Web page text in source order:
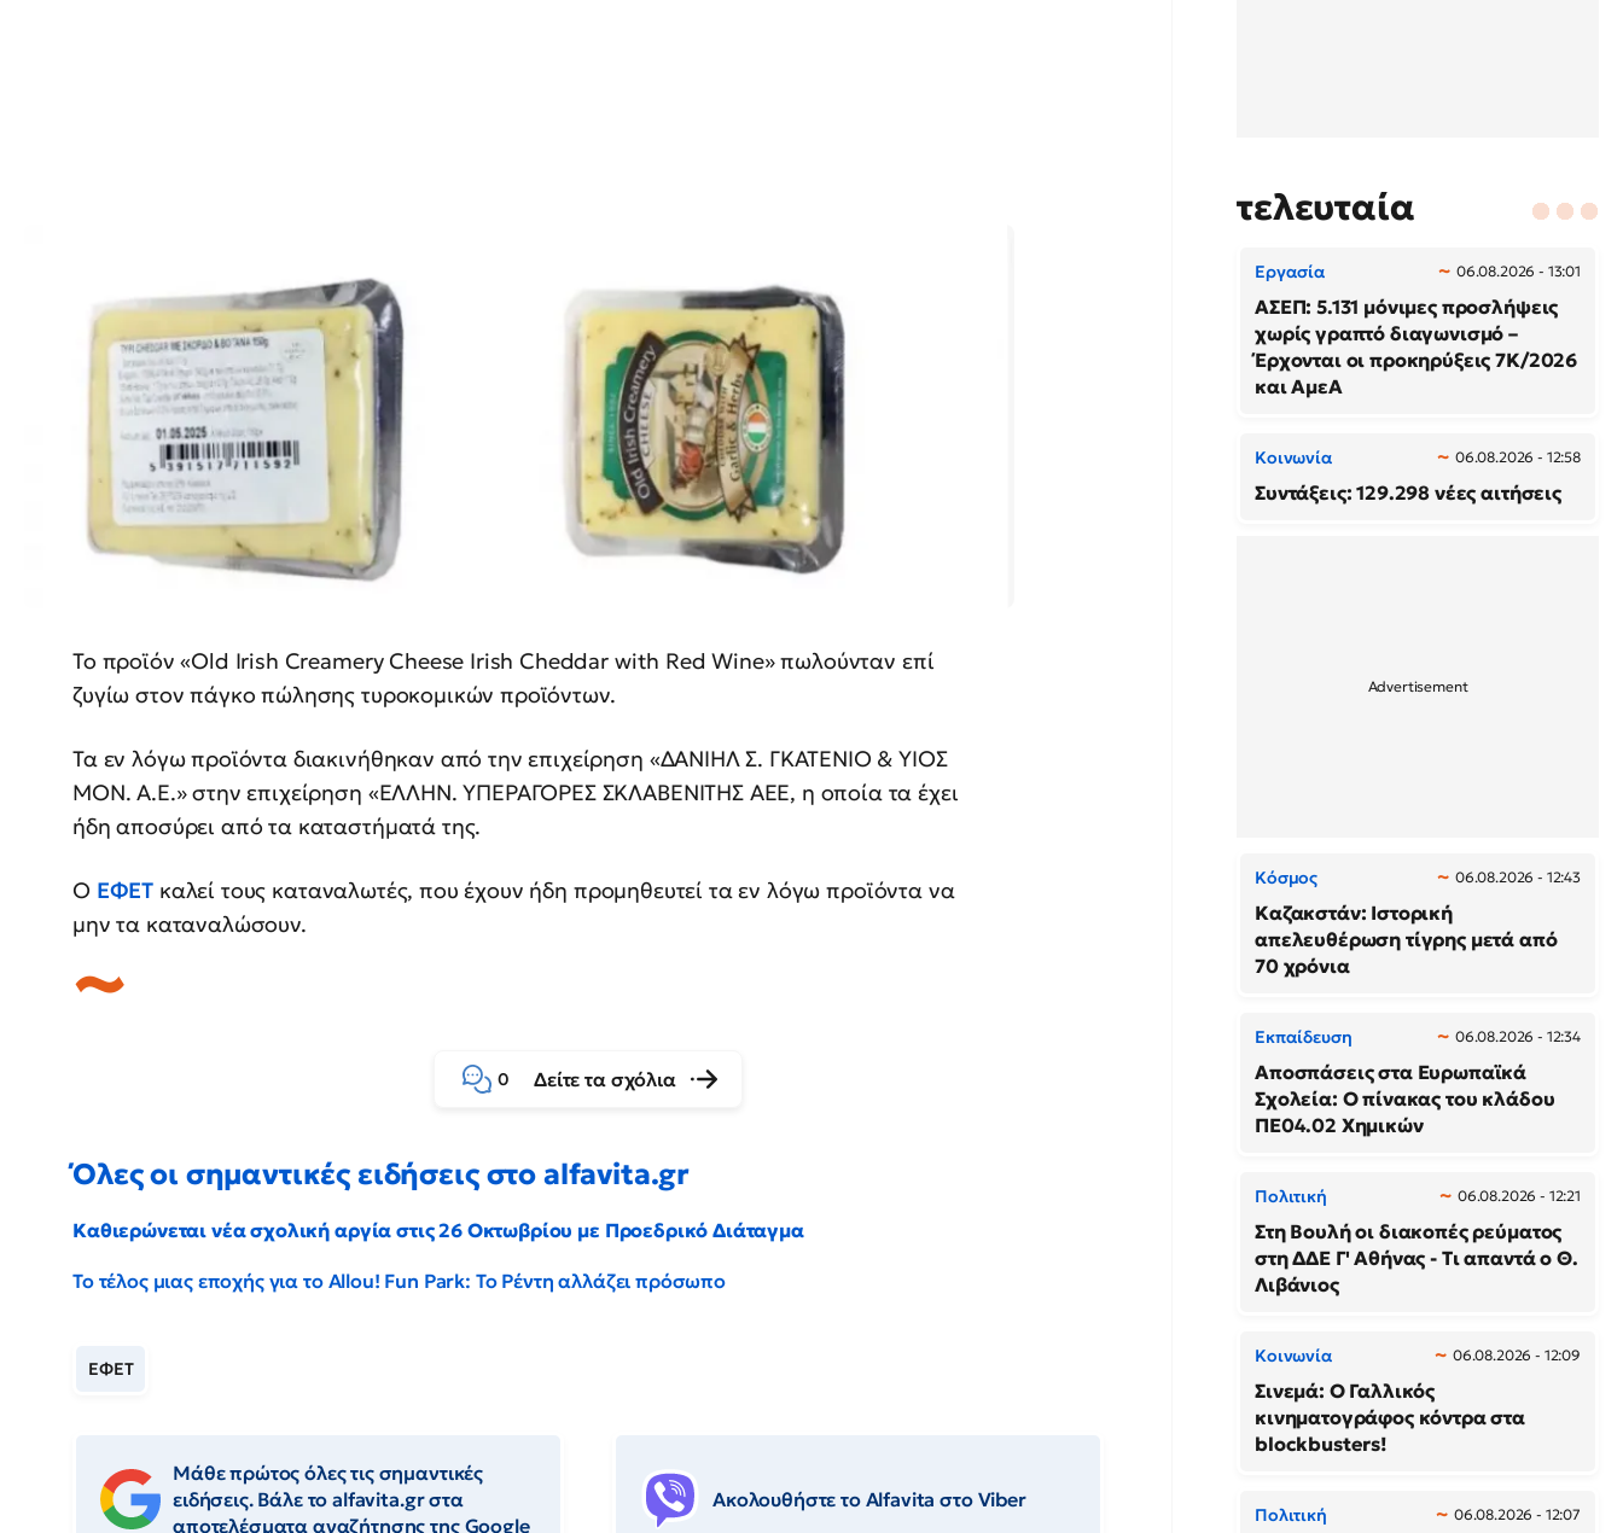
Το προϊόν «Old Irish Creamery Cheese Irish Cheddar with Red Wine» πωλούνταν επί
ζυγίω στον πάγκο πώλησης τυροκομικών προϊόντων.
Τα εν λόγω προϊόντα διακινήθηκαν από την επιχείρηση «ΔΑΝΙΗΛ Σ. ΓΚΑΤΕΝΙΟ & ΥΙΟΣ
ΜΟΝ. Α.Ε.» στην επιχείρηση «ΕΛΛΗΝ. ΥΠΕΡΑΓΟΡΕΣ ΣΚΛΑΒΕΝΙΤΗΣ ΑΕΕ, η οποία τα έχει
ήδη αποσύρει από τα καταστήματά της.
Ο ΕΦΕΤ καλεί τους καταναλωτές, που έχουν ήδη προμηθευτεί τα εν λόγω προϊόντα να
μην τα καταναλώσουν.
0 Δείτε τα σχόλια
Όλες οι σημαντικές ειδήσεις στο alfavita.gr
Καθιερώνεται νέα σχολική αργία στις 26 Οκτωβρίου με Προεδρικό Διάταγμα
Το τέλος μιας εποχής για το Allou! Fun Park: Το Ρέντη αλλάζει πρόσωπο
ΕΦΕΤ
Μάθε πρώτος όλες τις σημαντικές
ειδήσεις. Βάλε το alfavita.gr στα
αποτελέσματα αναζήτησης της Google
Ακολουθήστε το Αlfavita στο Viber
τελευταία
Εργασία 06.08.2026 - 13:01
ΑΣΕΠ: 5.131 μόνιμες προσλήψεις
χωρίς γραπτό διαγωνισμό –
Έρχονται οι προκηρύξεις 7Κ/2026
και ΑμεΑ
Κοινωνία 06.08.2026 - 12:58
Συντάξεις: 129.298 νέες αιτήσεις
Κόσμος 06.08.2026 - 12:43
Καζακστάν: Ιστορική
απελευθέρωση τίγρης μετά από
70 χρόνια
Εκπαίδευση 06.08.2026 - 12:34
Αποσπάσεις στα Ευρωπαϊκά
Σχολεία: Ο πίνακας του κλάδου
ΠΕ04.02 Χημικών
Πολιτική 06.08.2026 - 12:21
Στη Βουλή οι διακοπές ρεύματος
στη ΔΔΕ Γ' Αθήνας - Τι απαντά ο Θ.
Λιβάνιος
Κοινωνία 06.08.2026 - 12:09
Σινεμά: Ο Γαλλικός
κινηματογράφος κόντρα στα
blockbusters!
Πολιτική 06.08.2026 - 12:07